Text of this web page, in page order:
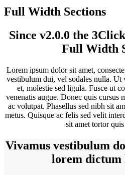
Full Width Sections
Since v2.0.0 the
Full Width
Lorem ipsum dolor sit amet,
vestibulum dui, vel sodales nulla.
et, molestie sed ligula. Fusce ut
venenatis augue. Donec quis cursus
ac volutpat. Phasellus sed nibh sit
metus. Quisque ac felis sed velit
sit amet tortor
Vivamus vestibulum
lorem